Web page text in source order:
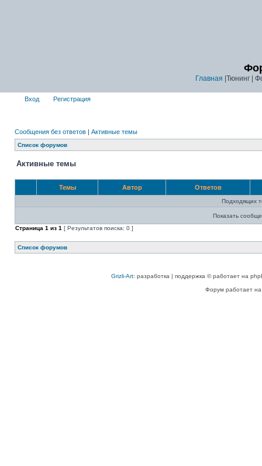
Главная |Тюнинг |
Вход Регистрация
Сообщения без ответов | Активные темы
Список форумов
Активные темы
Темы Автор Ответов
Подходящих
Показать
Страница 1 из 1 [ Результатов поиска: 0 ]
Список форумов
Grizli-Art: разработка | поддержка © работает на
Форум работает